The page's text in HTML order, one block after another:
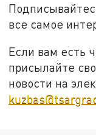
все самое
Если вам есть
присылайте
новости на